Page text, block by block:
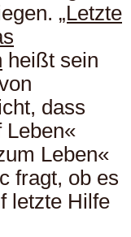
„Letzte
heißt sein
dass
Leben«
Leben«
fragt, ob es
letzte Hilfe